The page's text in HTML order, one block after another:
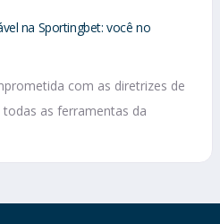
na Sportingbet: você no
com as diretrizes de
todas as ferramentas da